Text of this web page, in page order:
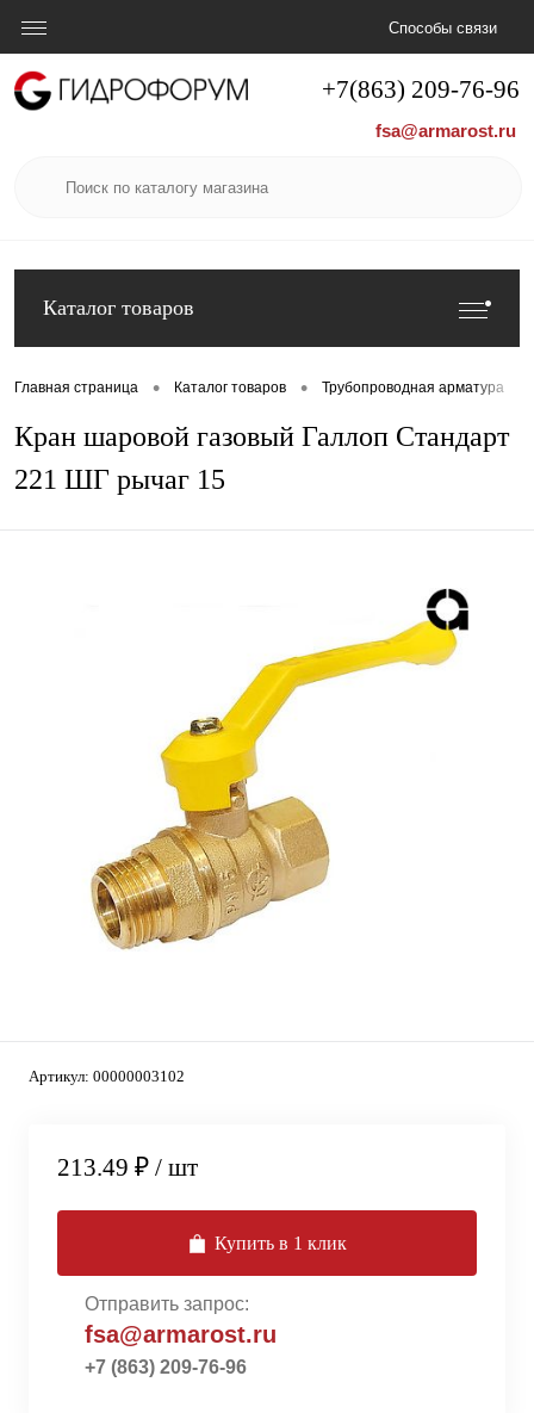
+7(863) 209-76-96
fsa@armarost.ru
Способы связи
Каталог товаров
Главная страница • Каталог товаров • Трубопроводная арматура
Кран шаровой газовый Галлоп Стандарт
221 ШГ рычаг 15
Артикул: 00000003102
213.49 ₽ / шт
Купить в 1 клик
Отправить запрос:
fsa@armarost.ru
+7 (863) 209-76-96